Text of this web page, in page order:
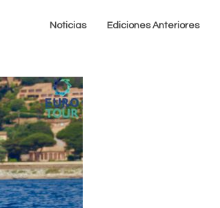
Noticias Ediciones Anteriores